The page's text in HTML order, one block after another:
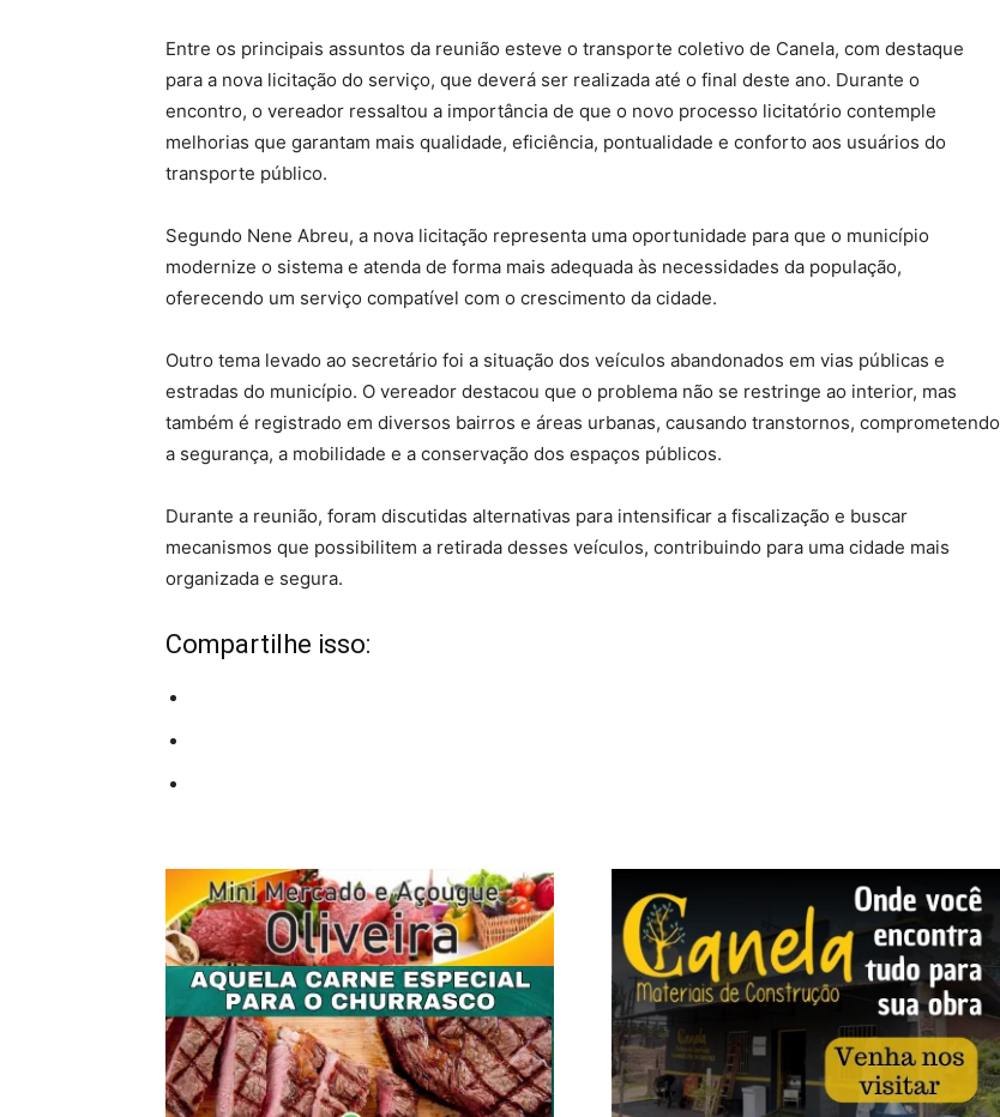
Entre os principais assuntos da reunião esteve o transporte coletivo de Canela, com destaque
para a nova licitação do serviço, que deverá ser realizada até o final deste ano. Durante o
encontro, o vereador ressaltou a importância de que o novo processo licitatório contemple
melhorias que garantam mais qualidade, eficiência, pontualidade e conforto aos usuários do
transporte público.
Segundo Nene Abreu, a nova licitação representa uma oportunidade para que o município
modernize o sistema e atenda de forma mais adequada às necessidades da população,
oferecendo um serviço compatível com o crescimento da cidade.
Outro tema levado ao secretário foi a situação dos veículos abandonados em vias públicas e
estradas do município. O vereador destacou que o problema não se restringe ao interior, mas
também é registrado em diversos bairros e áreas urbanas, causando transtornos, comprometendo
a segurança, a mobilidade e a conservação dos espaços públicos.
Durante a reunião, foram discutidas alternativas para intensificar a fiscalização e buscar
mecanismos que possibilitem a retirada desses veículos, contribuindo para uma cidade mais
organizada e segura.
Compartilhe isso: